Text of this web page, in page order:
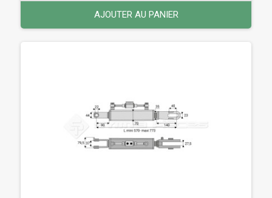
AJOUTER AU PANIER